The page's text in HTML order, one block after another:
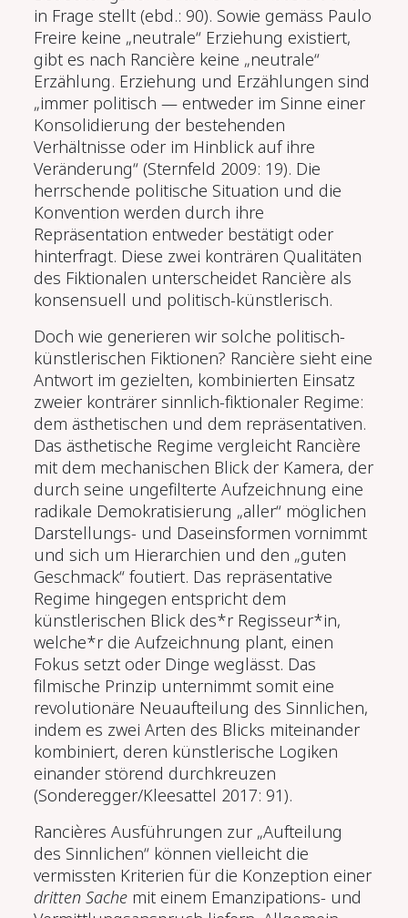
in Frage stellt (ebd.: 90). Sowie gemäss Paulo
Freire keine „neutrale“ Erziehung existiert,
gibt es nach Rancière keine „neutrale“
Erzählung. Erziehung und Erzählungen sind
„immer politisch — entweder im Sinne einer
Konsolidierung der bestehenden
Verhältnisse oder im Hinblick auf ihre
Veränderung“ (Sternfeld 2009: 19). Die
herrschende politische Situation und die
Konvention werden durch ihre
Repräsentation entweder bestätigt oder
hinterfragt. Diese zwei konträren Qualitäten
des Fiktionalen unterscheidet Rancière als
konsensuell und politisch-künstlerisch.
Doch wie generieren wir solche politisch-
künstlerischen Fiktionen? Rancière sieht eine
Antwort im gezielten, kombinierten Einsatz
zweier konträrer sinnlich-fiktionaler Regime:
dem ästhetischen und dem repräsentativen.
Das ästhetische Regime vergleicht Rancière
mit dem mechanischen Blick der Kamera, der
durch seine ungefilterte Aufzeichnung eine
radikale Demokratisierung „aller“ möglichen
Darstellungs- und Daseinsformen vornimmt
und sich um Hierarchien und den „guten
Geschmack“ foutiert. Das repräsentative
Regime hingegen entspricht dem
künstlerischen Blick des*r Regisseur*in,
welche*r die Aufzeichnung plant, einen
Fokus setzt oder Dinge weglässt. Das
filmische Prinzip unternimmt somit eine
revolutionäre Neuaufteilung des Sinnlichen,
indem es zwei Arten des Blicks miteinander
kombiniert, deren künstlerische Logiken
einander störend durchkreuzen
(Sonderegger/Kleesattel 2017: 91).
Rancières Ausführungen zur „Aufteilung
des Sinnlichen“ können vielleicht die
vermissten Kriterien für die Konzeption einer
dritten Sache mit einem Emanzipations- und